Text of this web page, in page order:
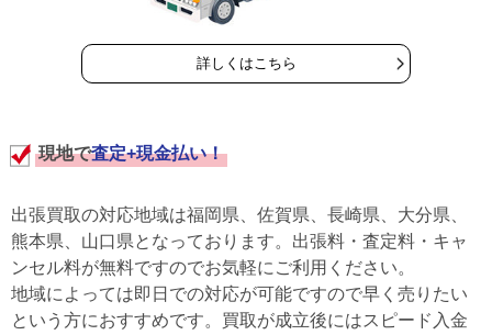
詳しくはこちら
現地で査定+現金払い！
出張買取の対応地域は福岡県、佐賀県、長崎県、大分県、
熊本県、山口県となっております。出張料・査定料・キャ
ンセル料が無料ですのでお気軽にご利用ください。
地域によっては即日での対応が可能ですので早く売りたい
という方におすすめです。買取が成立後にはスピード入金